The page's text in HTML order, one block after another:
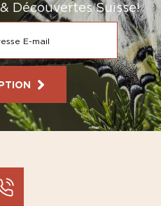
Découvertes Suisse!